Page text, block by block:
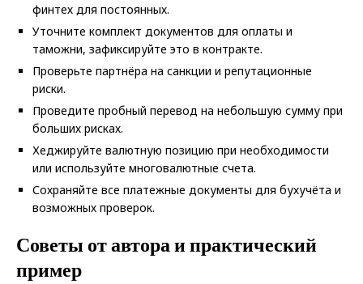
финтех для постоянных.
Уточните комплект документов для оплаты и
таможни, зафиксируйте это в контракте.
Проверьте партнёра на санкции и репутационные
риски.
Проведите пробный перевод на небольшую сумму при
больших рисках.
Хеджируйте валютную позицию при необходимости
или используйте многовалютные счета.
Сохраняйте все платежные документы для бухучёта и
возможных проверок.
Советы от автора и практический
пример